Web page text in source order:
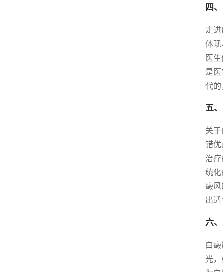
四
走
体现
医
是
代的
五
关
错优
治
统化
癜风
出适
六
白
光